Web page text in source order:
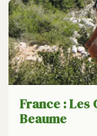
France : Les
Beaume